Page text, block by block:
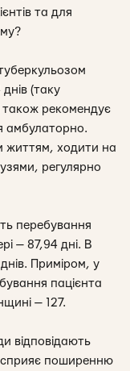
та для
(таку
також рекомендує
амбулаторно.
життям, ходити на
регулярно
перебування
— 87,94 дні. В
Приміром, у
пацієнта
— 127.
відповідають
сприяє поширенню